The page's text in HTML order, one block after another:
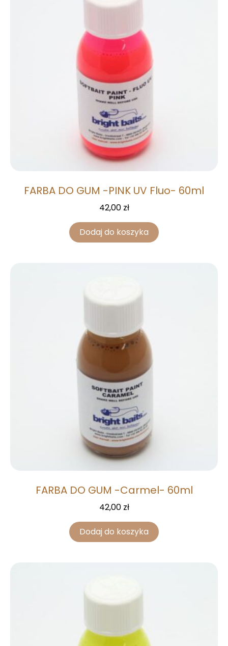
FARBA DO GUM -PINK UV Fluo- 60ml
42,00 zł
Dodaj do koszyka
FARBA DO GUM -Carmel- 60ml
42,00 zł
Dodaj do koszyka